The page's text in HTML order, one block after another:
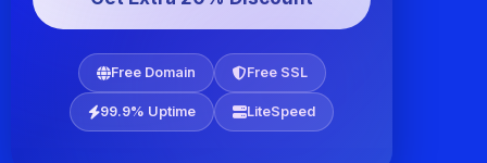
Free Domain Free SSL
99.9% Uptime LiteSpeed